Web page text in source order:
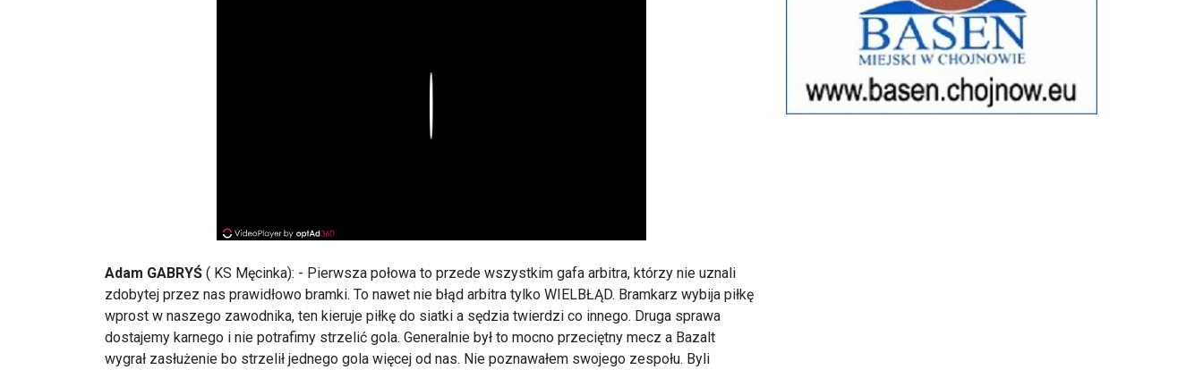
Adam GABRYŚ ( KS Męcinka): - Pierwsza połowa to przede wszystkim gafa arbitra, którzy nie uznali
zdobytej przez nas prawidłowo bramki. To nawet nie błąd arbitra tylko WIELBŁĄD. Bramkarz wybija piłkę
wprost w naszego zawodnika, ten kieruje piłkę do siatki a sędzia twierdzi co innego. Druga sprawa
dostajemy karnego i nie potrafimy strzelić gola. Generalnie był to mocno przeciętny mecz a Bazalt
wygrał zasłużenie bo strzelił jednego gola więcej od nas. Nie poznawałem swojego zespołu. Byli